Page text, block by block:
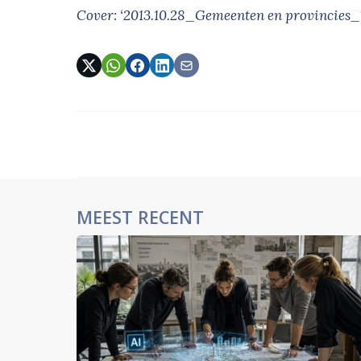
Cover: ‘2013.10.28_Gemeenten en
MEEST RECENT